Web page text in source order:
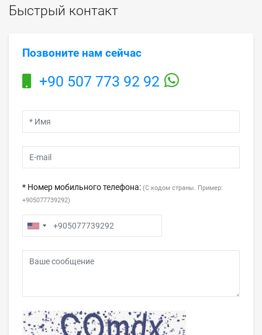
Быстрый контакт
Позвоните нам сейчас
+90 507 773 92 92
* Номер мобильного телефона: (С кодом страны. Пример:
+905077739292)